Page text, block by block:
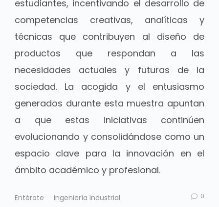
estudiantes, incentivando el desarrollo de
competencias creativas, analíticas y
técnicas que contribuyen al diseño de
productos que respondan a las
necesidades actuales y futuras de la
sociedad. La acogida y el entusiasmo
generados durante esta muestra apuntan
a que estas iniciativas continúen
evolucionando y consolidándose como un
espacio clave para la innovación en el
ámbito académico y profesional.
Entérate Ingeniería Industrial 0